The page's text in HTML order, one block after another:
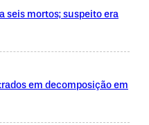
seis mortos; suspeito era
em decomposição em